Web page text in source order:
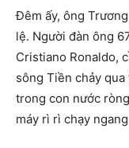
Đêm ấy, ông
lệ. Người đàn ông
Cristiano Ronaldo,
sông Tiền chảy
trong con nước
máy rì rì chạy